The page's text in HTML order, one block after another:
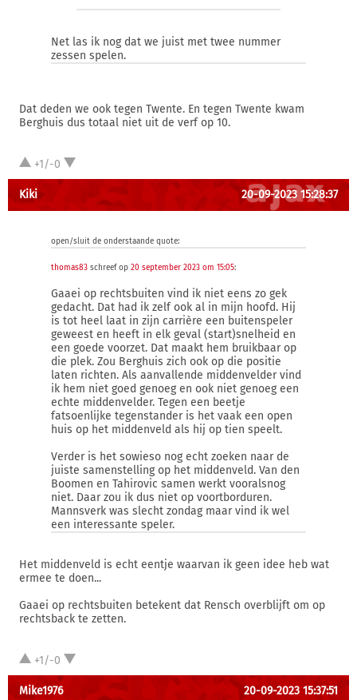
Net las ik nog dat we juist met twee nummer
zessen spelen.
Dat deden we ook tegen Twente. En tegen Twente kwam
Berghuis dus totaal niet uit de verf op 10.
+1/-0
Kiki 20-09-2023 15:28:37
open/sluit de onderstaande quote:
thomas83 schreef op 20 september 2023 om 15:05:
Gaaei op rechtsbuiten vind ik niet eens zo gek
gedacht. Dat had ik zelf ook al in mijn hoofd. Hij
is tot heel laat in zijn carrière een buitenspeler
geweest en heeft in elk geval (start)snelheid en
een goede voorzet. Dat maakt hem bruikbaar op
die plek. Zou Berghuis zich ook op die positie
laten richten. Als aanvallende middenvelder vind
ik hem niet goed genoeg en ook niet genoeg een
echte middenvelder. Tegen een beetje
fatsoenlijke tegenstander is het vaak een open
huis op het middenveld als hij op tien speelt.
Verder is het sowieso nog echt zoeken naar de
juiste samenstelling op het middenveld. Van den
Boomen en Tahirovic samen werkt vooralsnog
niet. Daar zou ik dus niet op voortborduren.
Mannsverk was slecht zondag maar vind ik wel
een interessante speler.
Het middenveld is echt eentje waarvan ik geen idee heb wat
ermee te doen...
Gaaei op rechtsbuiten betekent dat Rensch overblijft om op
rechtsback te zetten.
+1/-0
Mike1976 20-09-2023 15:37:51